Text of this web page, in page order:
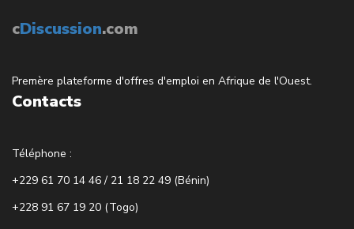
cDiscussion.com
Premère plateforme d'offres d'emploi en Afrique de l'Ouest.
Contacts
Téléphone :
+229 61 70 14 46 / 21 18 22 49 (Bénin)
+228 91 67 19 20 (Togo)